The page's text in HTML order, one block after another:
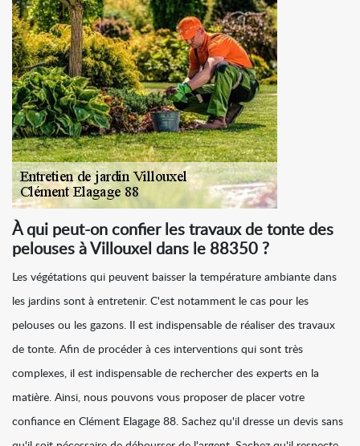
À qui peut-on confier les travaux de tonte des
pelouses à Villouxel dans le 88350 ?
Les végétations qui peuvent baisser la température ambiante dans
les jardins sont à entretenir. C'est notamment le cas pour les
pelouses ou les gazons. Il est indispensable de réaliser des travaux
de tonte. Afin de procéder à ces interventions qui sont très
complexes, il est indispensable de rechercher des experts en la
matière. Ainsi, nous pouvons vous proposer de placer votre
confiance en Clément Elagage 88. Sachez qu'il dresse un devis sans